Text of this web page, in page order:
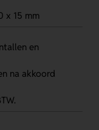
x 15 mm
en
na akkoord